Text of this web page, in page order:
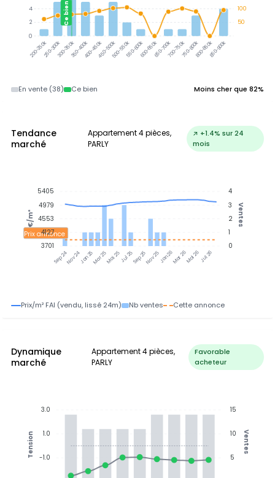
200-250k250-300k300-350k350-400k400-450k450-500k500-550k550-600k600-650k650-700k700-750k750-800k800-850k850-900k
Ce bien
100
50
4
2
0
En vente (38) Ce bien Moins cher que 82%
Tendance
marché
Appartement 4 pièces,
PARLY
↗ +1.4% sur 24
mois
Sep 24Nov 24Jan 25Mar 25Mai 25Jul 25Sep 25Nov 25Jan 26Mar 26Mai 26Jul 26
Prix annonce
4
3
2
1
0
Ventes
5405
4979
4553
4127
3701
€/m²
Prix/m² FAI (vendu, lissé 24m) Nb ventes Cette annonce
Dynamique
marché
Appartement 4 pièces,
PARLY
Favorable
acheteur
15
10
5
Ventes
3.0
1.0
-1.0
Tension